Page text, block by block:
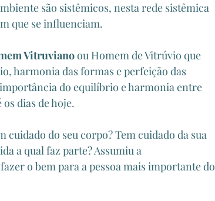
são sistêmicos, nesta rede sistêmica
que se influenciam.
Vitruviano ou Homem de Vitrúvio que
harmonia das formas e perfeição das
do equilíbrio e harmonia entre
dias de hoje.
do seu corpo? Tem cuidado da sua
a qual faz parte? Assumiu a
o bem para a pessoa mais importante do